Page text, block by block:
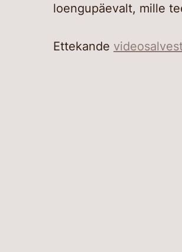
loengupäevalt, mille
Ettekande